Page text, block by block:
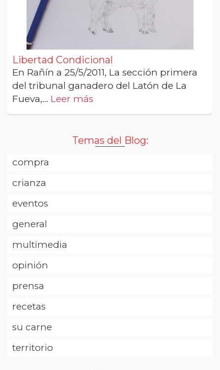
Libertad Condicional
En Rañín a 25/5/2011, La sección primera
del tribunal ganadero del Latón de La
Fueva,... Leer más
Temas del Blog:
compra
crianza
eventos
general
multimedia
opinión
prensa
recetas
su carne
territorio